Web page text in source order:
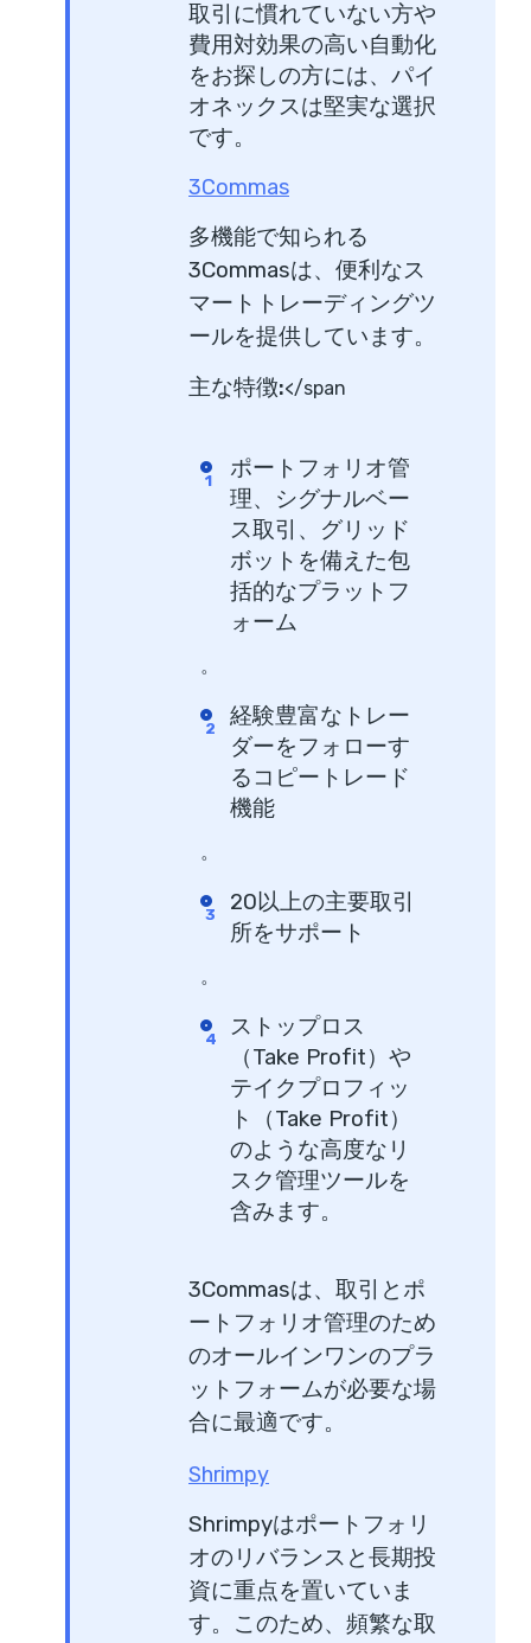
取引に慣れていない方や
費用対効果の高い自動化
をお探しの方には、パイ
オネックスは堅実な選択
です。
3Commas
多機能で知られる
3Commasは、便利なス
マートトレーディングツ
ールを提供しています。
主な特徴:</span
ポートフォリオ管
理、シグナルベー
ス取引、グリッド
ボットを備えた包
括的なプラットフ
ォーム
。
経験豊富なトレー
ダーをフォローす
るコピートレード
機能
。
20以上の主要取引
所をサポート
。
ストップロス
（Take Profit）や
テイクプロフィッ
ト（Take Profit）
のような高度なリ
スク管理ツールを
含みます。
3Commasは、取引とポ
ートフォリオ管理のため
のオールインワンのプラ
ットフォームが必要な場
合に最適です。
Shrimpy
Shrimpyはポートフォリ
オのリバランスと長期投
資に重点を置いていま
す。このため、頻繁な取